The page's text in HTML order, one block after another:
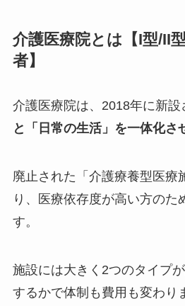
介護医療院とは【I型/II
者】
介護医療院は、2018年に新設
と「日常の生活」を一体化さ
廃止された「介護療養型医療
り、医療依存度が高い方のた
す。
施設には大きく2つのタイプ
するかで体制も費用も変わり